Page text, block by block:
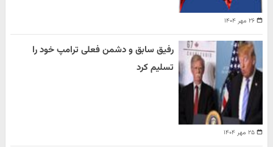
۲۶ مهر ۱۴۰۴
۲۵ مهر ۱۴۰۴
رفیق سابق و دشمن فعلی ترامپ خود را
تسلیم کرد